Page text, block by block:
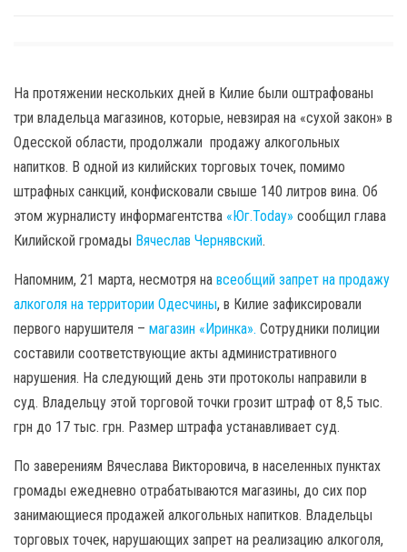
На протяжении нескольких дней в Килие были оштрафованы
три владельца магазинов, которые, невзирая на «сухой закон» в
Одесской области, продолжали продажу алкогольных
напитков. В одной из килийских торговых точек, помимо
штрафных санкций, конфисковали свыше 140 литров вина. Об
этом журналисту информагентства «Юг.Today» сообщил глава
Килийской громады Вячеслав Чернявский.
Напомним, 21 марта, несмотря на всеобщий запрет на продажу
алкоголя на территории Одесчины, в Килие зафиксировали
первого нарушителя – магазин «Иринка». Сотрудники полиции
составили соответствующие акты административного
нарушения. На следующий день эти протоколы направили в
суд. Владельцу этой торговой точки грозит штраф от 8,5 тыс.
грн до 17 тыс. грн. Размер штрафа устанавливает суд.
По заверениям Вячеслава Викторовича, в населенных пунктах
громады ежедневно отрабатываются магазины, до сих пор
занимающиеся продажей алкогольных напитков. Владельцы
торговых точек, нарушающих запрет на реализацию алкоголя,